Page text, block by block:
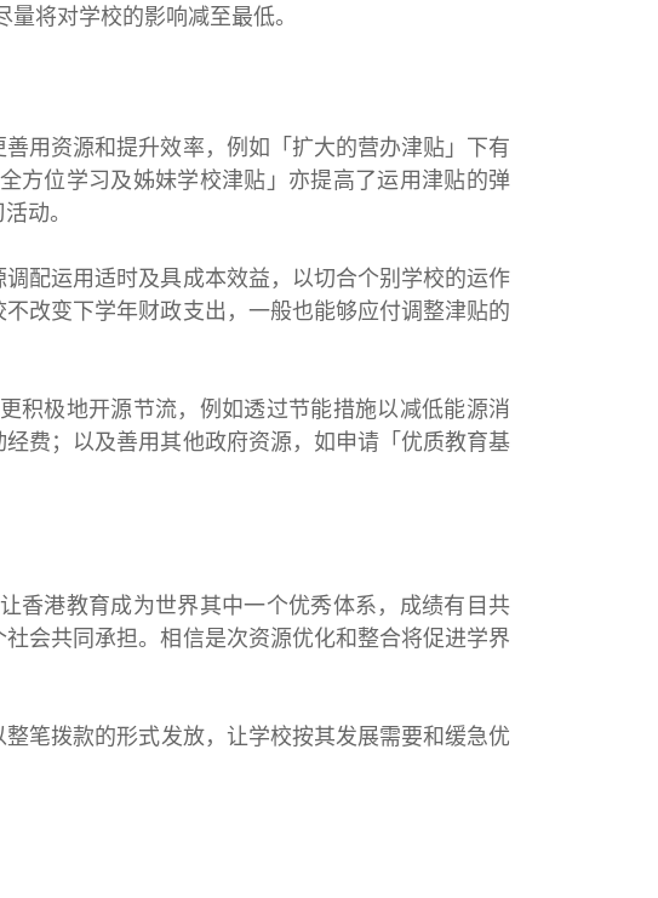
将对学校的影响减至最低。
用资源和提升效率，例如「扩大的营办津贴」下有
方位学习及姊妹学校津贴」亦提高了运用津贴的弹
动。
配运用适时及具成本效益，以切合个别学校的运作
改变下学年财政支出，一般也能够应付调整津贴的
极地开源节流，例如透过节能措施以减低能源消
费；以及善用其他政府资源，如申请「优质教育基
港教育成为世界其中一个优秀体系，成绩有目共
会共同承担。相信是次资源优化和整合将促进学界
笔拨款的形式发放，让学校按其发展需要和缓急优